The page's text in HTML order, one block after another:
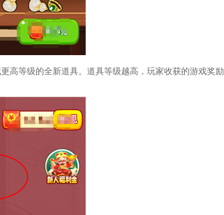
高等级的全新道具。道具等级越高，玩家收获的游戏奖励